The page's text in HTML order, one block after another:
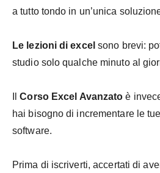
a tutto tondo in un’unica
Le lezioni di excel sono brevi:
studio solo qualche minuto al
IlCorso Excel Avanzato è
hai bisogno di incrementare le
software.
Prima di iscriverti, accertati di